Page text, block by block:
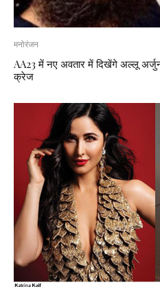
मनोरंजन
AA23 में नए अवतार में दिखेंगे अल्लू
क्रेज